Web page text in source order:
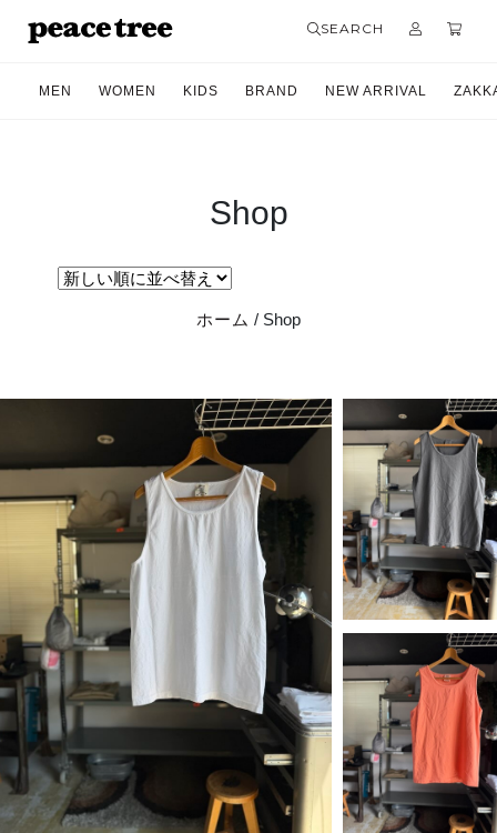
SEARCH
MEN WOMEN KIDS BRAND NEW ARRIVAL
Shop
ホーム / Shop